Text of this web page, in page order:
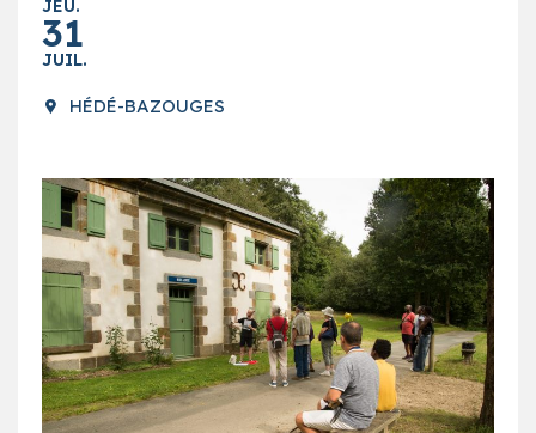
JEU.
31
JUIL.
HÉDÉ-BAZOUGES